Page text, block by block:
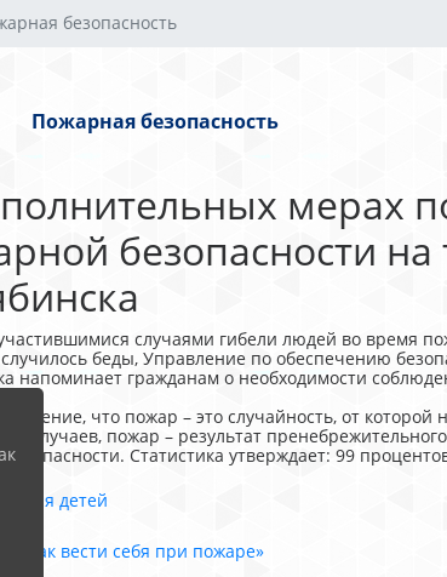
безопасность
Пожарная безопасность
мерах
безопасности
случаями гибели людей во время
беды, Управление по обеспечению
напоминает гражданам о необходимости
мнение, что пожар – это случайность, от которой
случаев, пожар – результат
Статистика утверждает: 99
для детей
«Как вести себя при пожаре»